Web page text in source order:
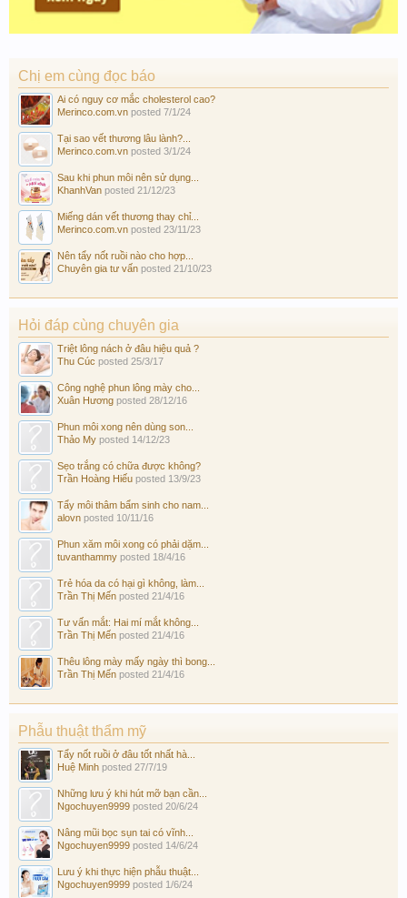
Chị em cùng đọc báo
Ai có nguy cơ mắc cholesterol cao?
Merinco.com.vn posted 7/1/24
Tại sao vết thương lâu lành?...
Merinco.com.vn posted 3/1/24
Sau khi phun môi nên sử dụng...
KhanhVan posted 21/12/23
Miếng dán vết thương thay chỉ...
Merinco.com.vn posted 23/11/23
Nên tẩy nốt ruồi nào cho hợp...
Chuyên gia tư vấn posted 21/10/23
Hỏi đáp cùng chuyên gia
Triệt lông nách ở đâu hiệu quả ?
Thu Cúc posted 25/3/17
Công nghệ phun lông mày cho...
Xuân Hương posted 28/12/16
Phun môi xong nên dùng son...
Thảo My posted 14/12/23
Sẹo trắng có chữa được không?
Trần Hoàng Hiếu posted 13/9/23
Tẩy môi thâm bẩm sinh cho nam...
alovn posted 10/11/16
Phun xăm môi xong có phải dặm...
tuvanthammy posted 18/4/16
Trẻ hóa da có hại gì không, làm...
Trần Thị Mến posted 21/4/16
Tư vấn mắt: Hai mí mắt không...
Trần Thị Mến posted 21/4/16
Thêu lông mày mấy ngày thì bong...
Trần Thị Mến posted 21/4/16
Phẫu thuật thẩm mỹ
Tẩy nốt ruồi ở đâu tốt nhất hà...
Huệ Minh posted 27/7/19
Những lưu ý khi hút mỡ bạn cần...
Ngochuyen9999 posted 20/6/24
Nâng mũi bọc sụn tai có vĩnh...
Ngochuyen9999 posted 14/6/24
Lưu ý khi thực hiện phẫu thuật...
Ngochuyen9999 posted 1/6/24